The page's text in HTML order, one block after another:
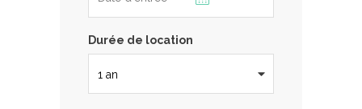
Durée de location